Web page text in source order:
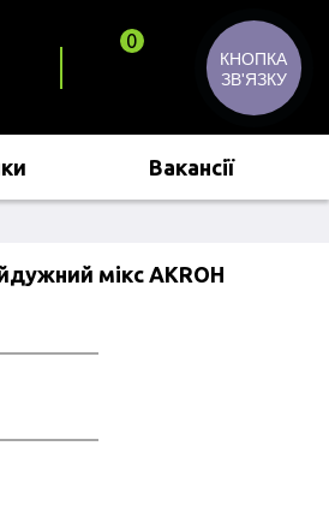
0
Вакансії
мікс AKROH
КНОПКА
ЗВ'ЯЗКУ